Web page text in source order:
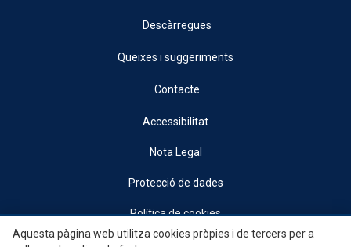
Descàrregues
Queixes i suggeriments
Contacte
Accessibilitat
Nota Legal
Protecció de dades
Política de cookies
Aquesta pàgina web utilitza cookies pròpies i de tercers per a